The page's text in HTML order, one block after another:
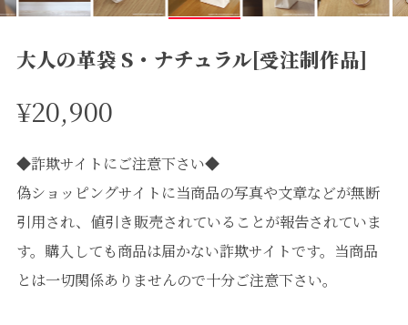
大人の革袋 S・ナチュラル[受注制作品]
¥20,900
◆詐欺サイトにご注意下さい◆
偽ショッピングサイトに当商品の写真や文章などが無断
引用され、値引き販売されていることが報告されていま
す。購入しても商品は届かない詐欺サイトです。当商品
とは一切関係ありませんので十分ご注意下さい。